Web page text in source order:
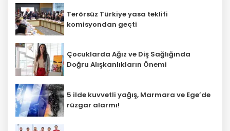
Terörsüz Türkiye yasa teklifi
komisyondan geçti
Çocuklarda Ağız ve Diş Sağlığında
Doğru Alışkanlıkların Önemi
5 ilde kuvvetli yağış, Marmara ve Ege’de
rüzgar alarmı!